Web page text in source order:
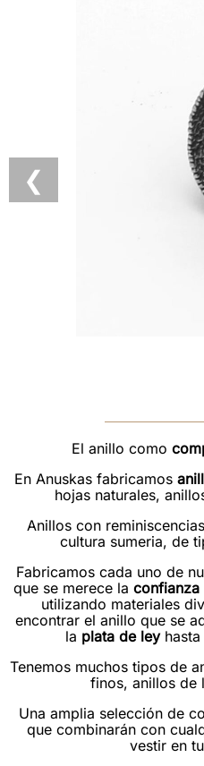
❮
El anillo como
En Anuskas fabricamos
hojas naturales,
Anillos con
cultura sumeria, de
Fabricamos cada uno de
que se merece la confianza
utilizando materiales
encontrar el anillo que se
la plata de leyhasta
Tenemos muchos tipos de
finos, anillos de
Una amplia selección de
que combinarán con
vestir en